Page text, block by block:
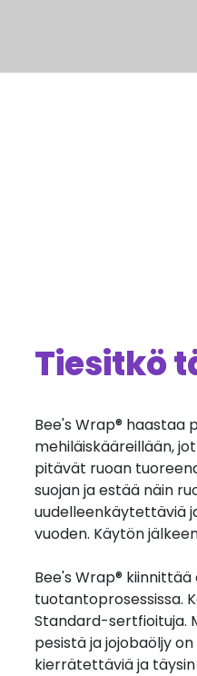
Tiesitkö
Bee's Wrap® haastaa
mehiläiskääreillään,
pitävät ruoan
suojan ja estää näin
uudelleenkäytettäviä
vuoden. Käytön
Bee's Wrap®
tuotantoprosessissa.
Standard-sertfioituja.
pesistä ja jojobaöljy
kierrätettäviä ja täysin